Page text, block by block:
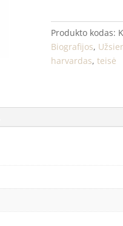
Produkto kodas:
Biografijos,
harvardas,teisė